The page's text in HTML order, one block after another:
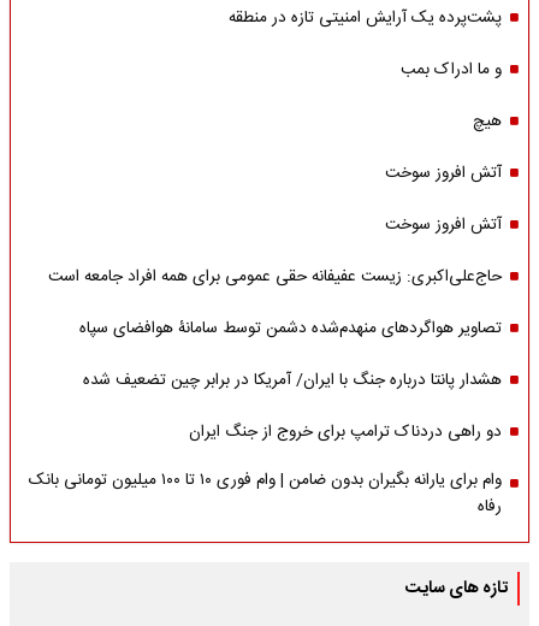
پشت‌پرده یک آرایش امنیتی تازه در منطقه
و ما ادراک بمب
هیچ
آتش افروز سوخت
آتش افروز سوخت
حاج‌علی‌اکبری: زیست عفیفانه حقی عمومی برای همه افراد جامعه است
تصاویر هواگردهای منهدم‌شده دشمن توسط سامانۀ هوافضای سپاه
هشدار پانتا درباره جنگ با ایران/ آمریکا در برابر چین تضعیف شده
دو راهی دردناک ترامپ برای خروج از جنگ ایران
وام برای یارانه بگیران بدون ضامن | وام فوری ۱۰ تا ۱۰۰ میلیون تومانی بانک
رفاه
تازه های سایت